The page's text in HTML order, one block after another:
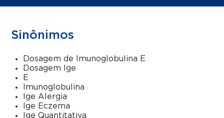
Sinônimos
Dosagem de Imunoglobulina E
Dosagem Ige
E
Imunoglobulina
Ige Alergia
Ige Eczema
Ige Quantitativa